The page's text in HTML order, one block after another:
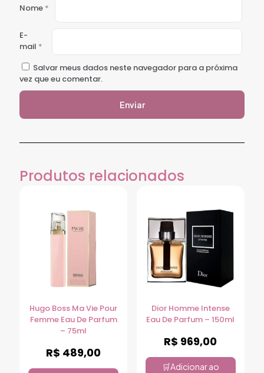
Nome *
E-
mail *
Salvar meus dados neste navegador para a próxima
vez que eu comentar.
Produtos relacionados
Hugo Boss Ma Vie Pour
Femme Eau De Parfum
– 75ml
R$ 489,00
Dior Homme Intense
Eau De Parfum – 150ml
R$ 969,00
Adicionar ao